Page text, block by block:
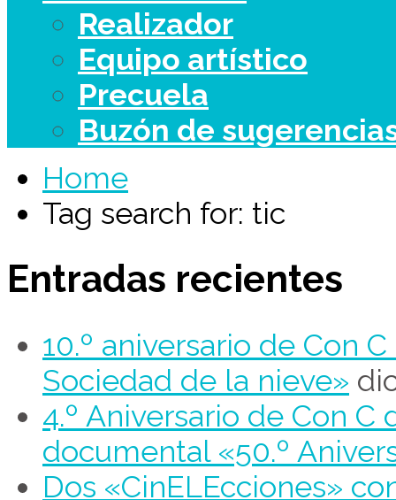
Realizador
Equipo artístico
Precuela
Buzón de
Home
Tag search for: tic
Entradas recientes
10.º aniversario de Con
Sociedad de la nieve»
4.º Aniversario de Con
documental «50.º
Dos «CinELEcciones»